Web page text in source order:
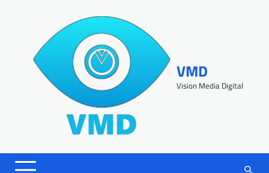
VMD
Vision Media Digital